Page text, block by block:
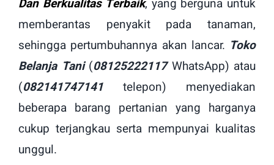
Dan Berkualitas Terbaik, yang berguna untuk
memberantas penyakit pada tanaman,
sehingga pertumbuhannya akan lancar. Toko
Belanja Tani(08125222117 WhatsApp) atau
(082141747141
telepon) menyediakan
beberapa barang pertanian yang harganya
cukup terjangkau serta mempunyai kualitas
unggul.